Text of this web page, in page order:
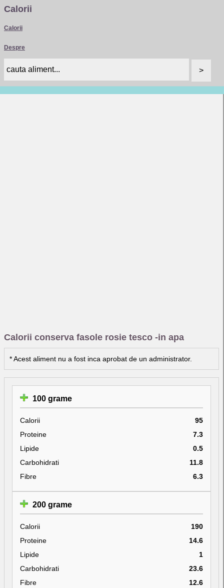
Calorii
Calorii
Despre
Calorii conserva fasole rosie tesco -in apa
* Acest aliment nu a fost inca aprobat de un administrator.
100 grame
Calorii
95
Proteine
7.3
Lipide
0.5
Carbohidrati
11.8
Fibre
6.3
200 grame
Calorii
190
Proteine
14.6
Lipide
1
Carbohidrati
23.6
Fibre
12.6